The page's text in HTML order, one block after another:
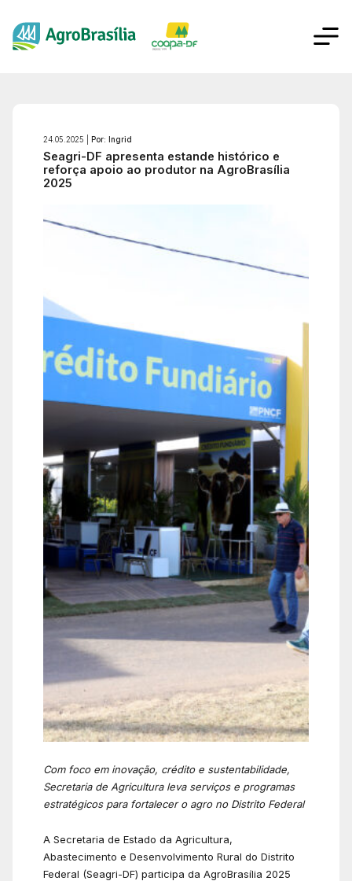
24.05.2025 | Por: Ingrid
Seagri-DF apresenta estande histórico e
reforça apoio ao produtor na AgroBrasília
2025
Com foco em inovação, crédito e sustentabilidade,
Secretaria de Agricultura leva serviços e programas
estratégicos para fortalecer o agro no Distrito Federal
A Secretaria de Estado da Agricultura,
Abastecimento e Desenvolvimento Rural do Distrito
Federal (Seagri-DF) participa da AgroBrasília 2025